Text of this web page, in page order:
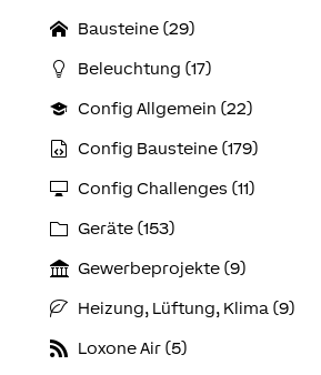
Bausteine (29)
Beleuchtung (17)
Config Allgemein (22)
Config Bausteine (179)
Config Challenges (11)
Geräte (153)
Gewerbeprojekte (9)
Heizung, Lüftung, Klima (9)
Loxone Air (5)